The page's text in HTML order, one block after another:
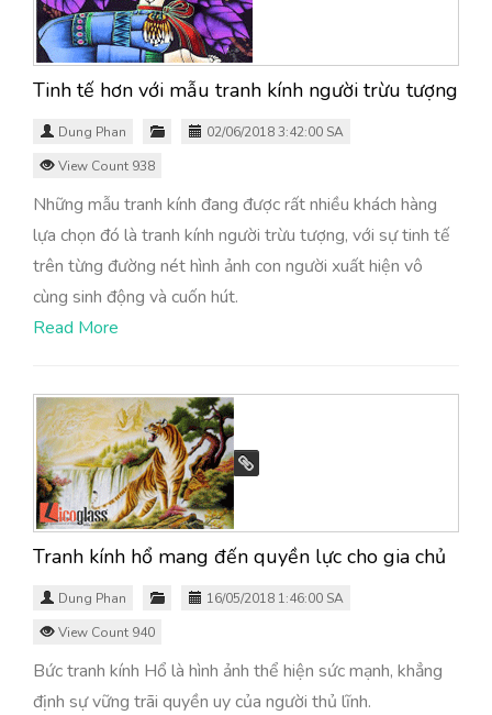
Tinh tế hơn với mẫu tranh kính người trừu tượng
Dung Phan
02/06/2018 3:42:00 SA
View Count 938
Những mẫu tranh kính đang được rất nhiều khách hàng
lựa chọn đó là tranh kính người trừu tượng, với sự tinh tế
trên từng đường nét hình ảnh con người xuất hiện vô
cùng sinh động và cuốn hút.
Read More
Tranh kính hổ mang đến quyền lực cho gia chủ
Dung Phan
16/05/2018 1:46:00 SA
View Count 940
Bức tranh kính Hổ là hình ảnh thể hiện sức mạnh, khẳng
định sự vững trãi quyền uy của người thủ lĩnh.